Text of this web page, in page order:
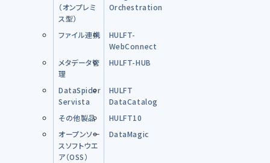
（オンプレミ
ス型）
Orchestration
ファイル連携
HULFT-
WebConnect
メタデータ管
理
HULFT-HUB
DataSpider
Servista
HULFT
DataCatalog
その他製品
HULFT10
オープンソー
スソフトウエ
ア（OSS）
DataMagic